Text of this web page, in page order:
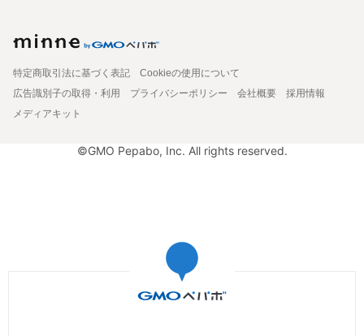
特定商取引法に基づく表記
Cookieの使用について
広告識別子の取得・利用
プライバシーポリシー 会社概要
採用情報
メディアキット
©GMO Pepabo, Inc. All rights reserved.